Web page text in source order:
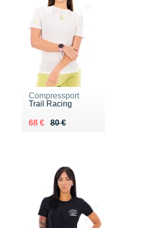
Compressport
Trail Racing
80 €
Au lieu de 80 €
68 €
Vendu 68 €